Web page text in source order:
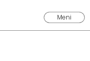
Meni